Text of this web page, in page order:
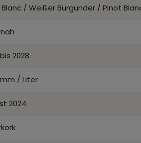
/ Weißer Burgunder / Pinot
2028
/ Liter
2024